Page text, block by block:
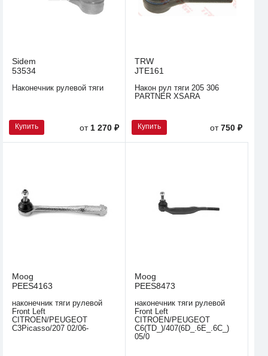
Sidem
53534
Наконечник рулевой тяги
Купить от1 270 ₽
TRW
JTE161
Након рул тяги 205 306
PARTNER XSARA
Купить от750 ₽
Moog
PEES4163
наконечник тяги рулевой
Front Left
CITROEN/PEUGEOT
C3Picasso/207 02/06-
Moog
PEES8473
наконечник тяги рулевой
Front Left
CITROEN/PEUGEOT
C6(TD_)/407(6D_.6E_.6C_)
05/0